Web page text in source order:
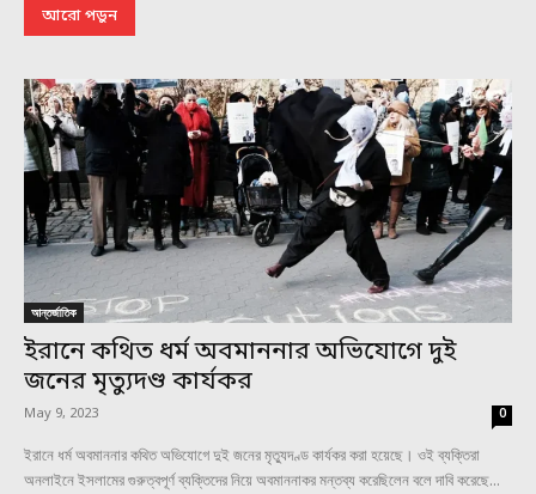
আরো পড়ুন
আন্তর্জাতিক
ইরানে কথিত ধর্ম অবমাননার অভিযোগে দুই
জনের মৃত্যুদণ্ড কার্যকর
May 9, 2023 0
ইরানে ধর্ম অবমাননার কথিত অভিযোগে দুই জনের মৃত্যুদণ্ড কার্যকর করা হয়েছে। ওই ব্যক্তিরা
অনলাইনে ইসলামের গুরুত্বপূর্ণ ব্যক্তিদের নিয়ে অবমাননাকর মন্তব্য করেছিলেন বলে দাবি করেছে...